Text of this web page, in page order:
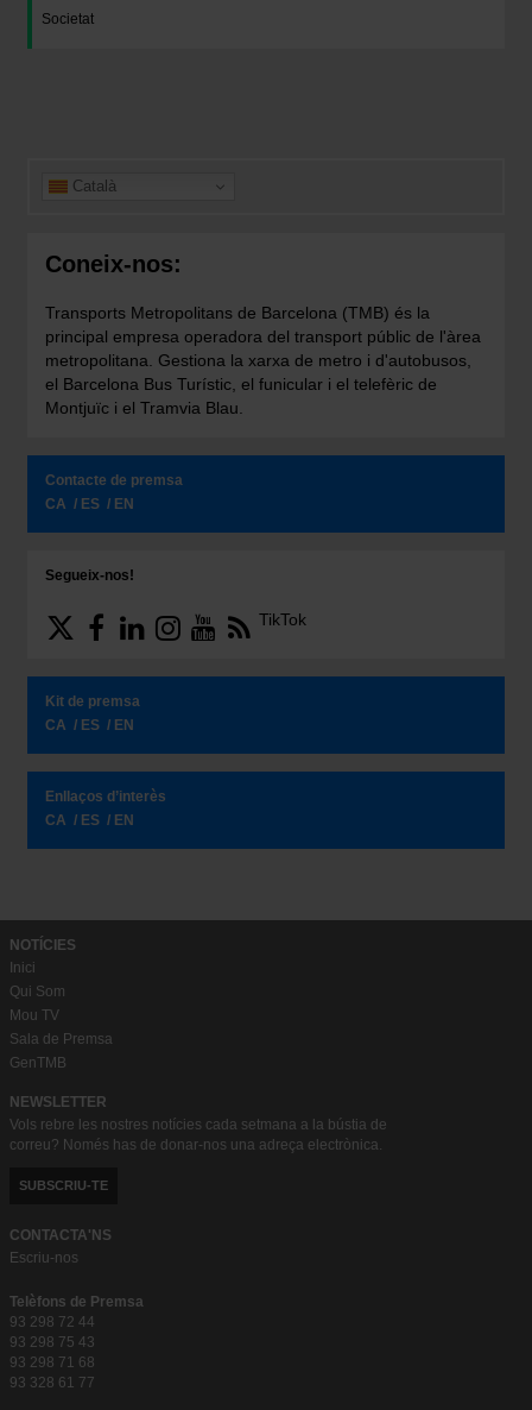
Societat
Català
Coneix-nos:
Transports Metropolitans de Barcelona (TMB) és la
principal empresa operadora del transport públic de l'àrea
metropolitana. Gestiona la xarxa de metro i d'autobusos,
el Barcelona Bus Turístic, el funicular i el telefèric de
Montjuïc i el Tramvia Blau.
Contacte de premsa
CA
ES EN
Segueix-nos!
TikTok
Kit de premsa
CA
ES EN
Enllaços d’interès
CA
ES EN
NOTÍCIES
Inici
Qui Som
Mou TV
Sala de Premsa
GenTMB
NEWSLETTER
Vols rebre les nostres notícies cada setmana a la bústia de
correu? Només has de donar-nos una adreça electrònica.
SUBSCRIU-TE
CONTACTA'NS
Escriu-nos
Telèfons de Premsa
93 298 72 44
93 298 75 43
93 298 71 68
93 328 61 77